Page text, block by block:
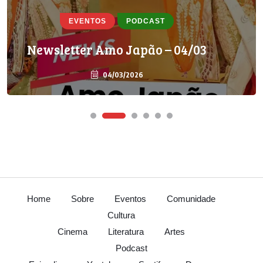
EVENTOS PODCAST
Newsletter Amo Japão – 04/03
04/03/2026
Home Sobre Eventos
Comunidade
Cultura
Cinema
Literatura
Artes
Podcast